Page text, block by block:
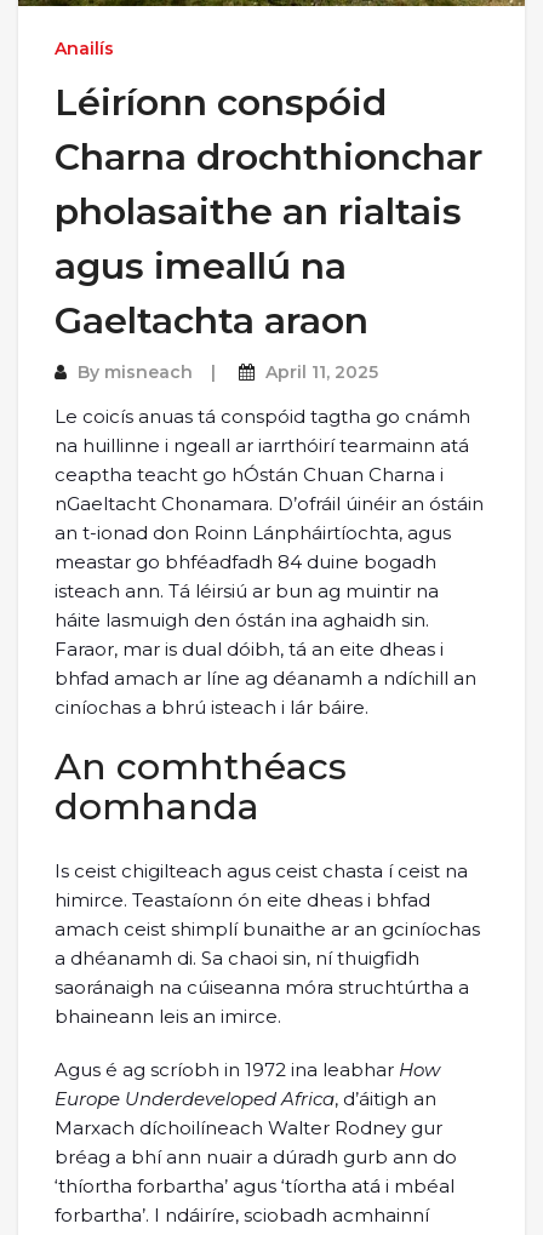
Anailís
Léiríonn conspóid
Charna drochthionchar
pholasaithe an rialtais
agus imeallú na
Gaeltachta araon
By misneach April 11, 2025
Le coicís anuas tá conspóid tagtha go cnámh
na huillinne i ngeall ar iarrthóirí tearmainn atá
ceaptha teacht go hÓstán Chuan Charna i
nGaeltacht Chonamara. D’ofráil úinéir an óstáin
an t-ionad don Roinn Lánpháirtíochta, agus
meastar go bhféadfadh 84 duine bogadh
isteach ann. Tá léirsiú ar bun ag muintir na
háite lasmuigh den óstán ina aghaidh sin.
Faraor, mar is dual dóibh, tá an eite dheas i
bhfad amach ar líne ag déanamh a ndíchill an
ciníochas a bhrú isteach i lár báire.
An comhthéacs
domhanda
Is ceist chigilteach agus ceist chasta í ceist na
himirce. Teastaíonn ón eite dheas i bhfad
amach ceist shimplí bunaithe ar an gciníochas
a dhéanamh di. Sa chaoi sin, ní thuigfidh
saoránaigh na cúiseanna móra struchtúrtha a
bhaineann leis an imirce.
Agus é ag scríobh in 1972 ina leabhar How
Europe Underdeveloped Africa, d’áitigh an
Marxach díchoilíneach Walter Rodney gur
bréag a bhí ann nuair a dúradh gurb ann do
‘thíortha forbartha’ agus ‘tíortha atá i mbéal
forbartha’. I ndáiríre, sciobadh acmhainní